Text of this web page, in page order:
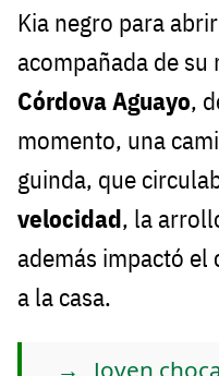
Kia negro para
acompañada de su
Córdova Aguayo,
momento, una
guinda, que
velocidad, la
además impactó el
a la casa.
Joven